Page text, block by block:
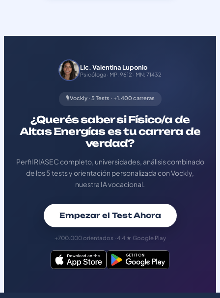
Lic. Valentina Luponio
Psicóloga · MP: 9612 · MN: 71432
🎙️ Vockly · 5 Tests · +1.400 carreras
¿Querés saber si Físico/a de
Altas Energías es tu carrera de
verdad?
Perfil RIASEC completo, universidades, análisis combinado
de los 5 tests y orientación personalizada con Vockly,
nuestra IA vocacional.
Empezar el Test Ahora
+700.000 orientados · 4.4 ★ Google Play